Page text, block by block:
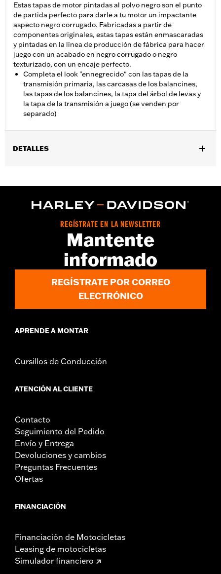
Estas tapas de motor pintadas al polvo negro son el punto
de partida perfecto para darle a tu motor un impactante
aspecto negro corrugado. Fabricadas a partir de
componentes originales, estas tapas están enmascaradas
y pintadas en la línea de producción de fábrica para hacer
juego con un acabado en negro corrugado o negro
texturizado, con un encaje perfecto.
Completa el look "ennegrecido" con las tapas de la
transmisión primaria, las carcasas de los balancines,
las tapas de los balancines, la tapa del árbol de levas y
la tapa de la transmisión a juego (se venden por
separado)
DETALLES
Contenido del embalaje:Alojamiento de la caja de balancines
,,,,,,,,,,,,,,,,,,,,,,,,,,,,,,,,,,,,,,,,,,,,,,,,,,,,,,,,,,,,,,,
El desmontaje e instalación de las tapas de motor
podría requerir la compra de juntas nuevas. Consulta al
concesionario para más información.
REGÍSTRATE EN LA NEWSLETTER
Mantente
informado
REGÍSTRATE POR CORREO
ELECTRÓNICO
APRENDE A MONTAR
Cursillos de Conducción
ATENCIÓN AL CLIENTE
Contacto
Seguimiento del Pedido
Envío y Entrega
Devoluciones y cambios
Preguntas Frecuentes
Ofertas
FINANCIACIÓN
Financiación de Motocicletas
Leasing de motocicletas
Simulador financiero